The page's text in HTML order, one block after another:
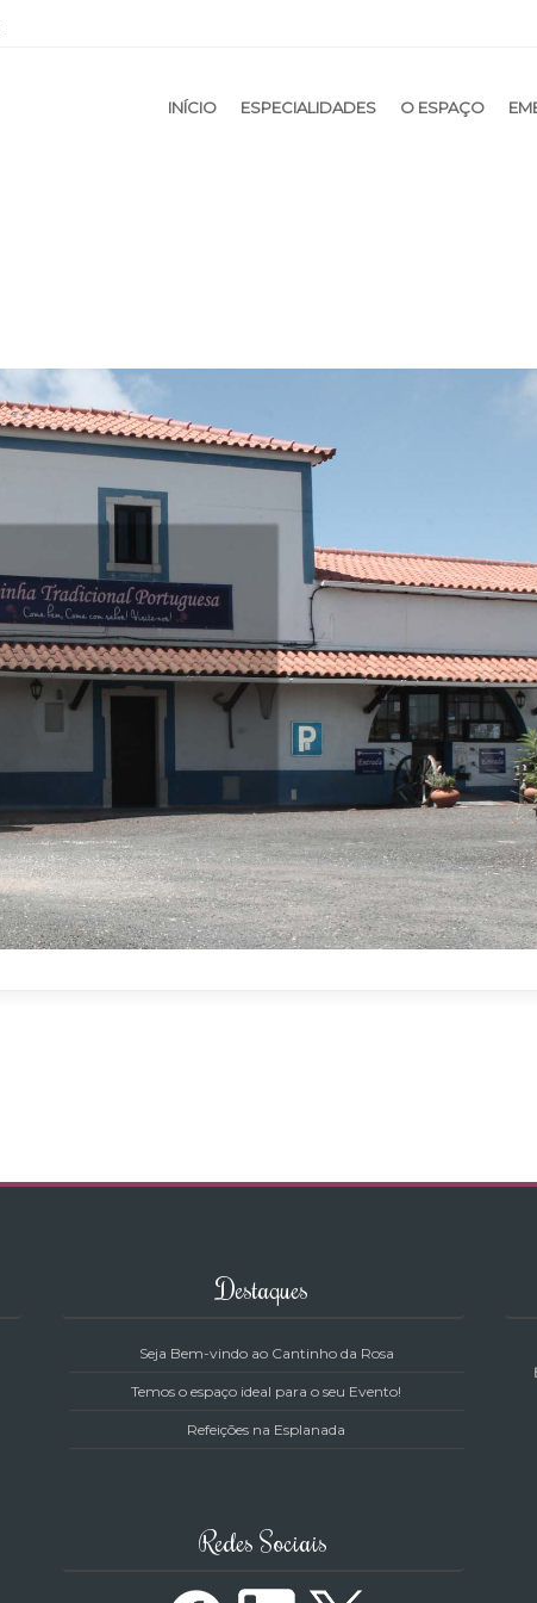
INÍCIO ESPECIALIDADES O ESPAÇO
Destaques
Seja Bem-vindo ao Cantinho da Rosa
Temos o espaço ideal para o seu Evento!
Refeições na Esplanada
Redes Sociais